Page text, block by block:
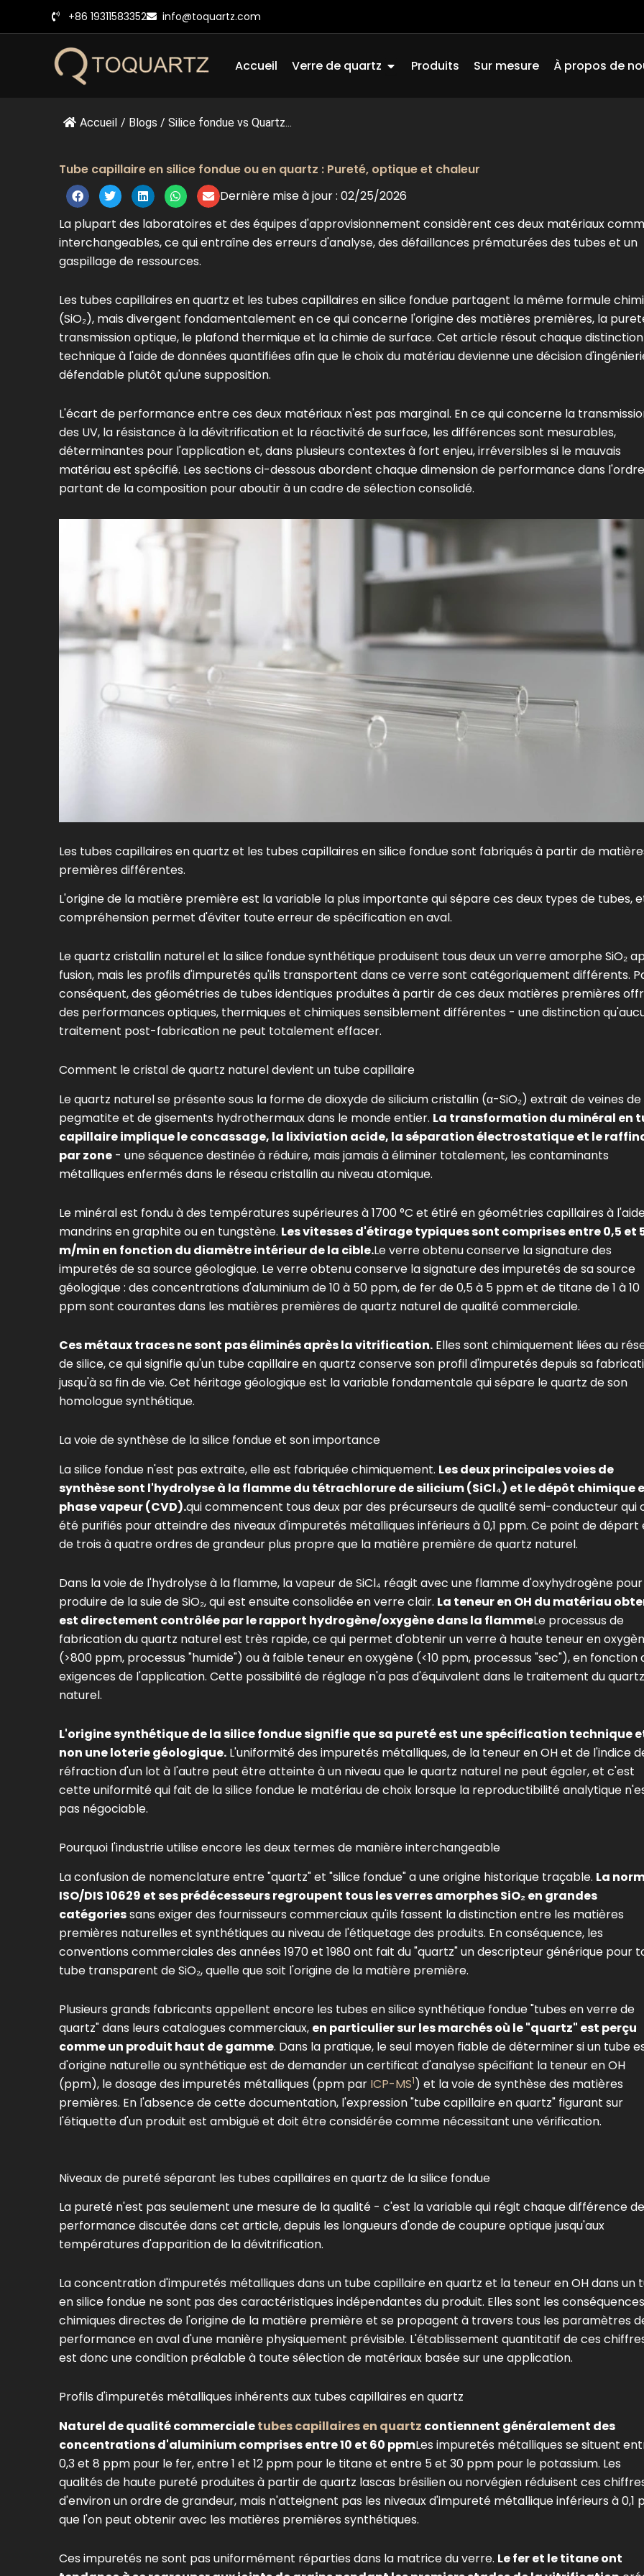
+86 19311583352 info@toquartz.com
Accueil Verre de quartz Ouvrir Quartz Glass
Produits Sur mesure À propos de
Accueil / Blogs / Silice fondue vs Quartz...
Tube capillaire en silice fondue ou en quartz : Pureté, optique et chaleur
Dernière mise à jour : 02/25/2026
La plupart des laboratoires et des équipes d'approvisionnement considèrent ces deux matériaux
interchangeables, ce qui entraîne des erreurs d'analyse, des défaillances prématurées des tubes et un
gaspillage de ressources.
Les tubes capillaires en quartz et les tubes capillaires en silice fondue partagent la même formule
(SiO₂), mais divergent fondamentalement en ce qui concerne l'origine des matières premières, la
transmission optique, le plafond thermique et la chimie de surface. Cet article résout chaque distinction
technique à l'aide de données quantifiées afin que le choix du matériau devienne une décision
défendable plutôt qu'une supposition.
L'écart de performance entre ces deux matériaux n'est pas marginal. En ce qui concerne la
des UV, la résistance à la dévitrification et la réactivité de surface, les différences sont mesurables,
déterminantes pour l'application et, dans plusieurs contextes à fort enjeu, irréversibles si le mauvais
matériau est spécifié. Les sections ci-dessous abordent chaque dimension de performance dans
partant de la composition pour aboutir à un cadre de sélection consolidé.
Les tubes capillaires en quartz et les tubes capillaires en silice fondue sont fabriqués à partir de
premières différentes.
L'origine de la matière première est la variable la plus importante qui sépare ces deux types de tubes,
compréhension permet d'éviter toute erreur de spécification en aval.
Le quartz cristallin naturel et la silice fondue synthétique produisent tous deux un verre amorphe SiO₂
fusion, mais les profils d'impuretés qu'ils transportent dans ce verre sont catégoriquement différents.
conséquent, des géométries de tubes identiques produites à partir de ces deux matières premières
des performances optiques, thermiques et chimiques sensiblement différentes - une distinction
traitement post-fabrication ne peut totalement effacer.
Comment le cristal de quartz naturel devient un tube capillaire
Le quartz naturel se présente sous la forme de dioxyde de silicium cristallin (α-SiO₂) extrait de veines de
pegmatite et de gisements hydrothermaux dans le monde entier. La transformation du minéral en
capillaire implique le concassage, la lixiviation acide, la séparation électrostatique et le
par zone - une séquence destinée à réduire, mais jamais à éliminer totalement, les contaminants
métalliques enfermés dans le réseau cristallin au niveau atomique.
Le minéral est fondu à des températures supérieures à 1700 °C et étiré en géométries capillaires à
mandrins en graphite ou en tungstène. Les vitesses d'étirage typiques sont comprises entre 0,5 et
m/min en fonction du diamètre intérieur de la cible.Le verre obtenu conserve la signature des
impuretés de sa source géologique. Le verre obtenu conserve la signature des impuretés de sa source
géologique : des concentrations d'aluminium de 10 à 50 ppm, de fer de 0,5 à 5 ppm et de titane de 1 à 10
ppm sont courantes dans les matières premières de quartz naturel de qualité commerciale.
Ces métaux traces ne sont pas éliminés après la vitrification. Elles sont chimiquement liées au
de silice, ce qui signifie qu'un tube capillaire en quartz conserve son profil d'impuretés depuis sa
jusqu'à sa fin de vie. Cet héritage géologique est la variable fondamentale qui sépare le quartz de son
homologue synthétique.
La voie de synthèse de la silice fondue et son importance
La silice fondue n'est pas extraite, elle est fabriquée chimiquement. Les deux principales voies de
synthèse sont l'hydrolyse à la flamme du tétrachlorure de silicium (SiCl₄) et le dépôt chimique
phase vapeur (CVD).qui commencent tous deux par des précurseurs de qualité semi-conducteur qui
été purifiés pour atteindre des niveaux d'impuretés métalliques inférieurs à 0,1 ppm. Ce point de départ
de trois à quatre ordres de grandeur plus propre que la matière première de quartz naturel.
Dans la voie de l'hydrolyse à la flamme, la vapeur de SiCl₄ réagit avec une flamme d'oxyhydrogène pour
produire de la suie de SiO₂, qui est ensuite consolidée en verre clair. La teneur en OH du matériau
est directement contrôlée par le rapport hydrogène/oxygène dans la flammeLe processus de
fabrication du quartz naturel est très rapide, ce qui permet d'obtenir un verre à haute teneur en
(>800 ppm, processus "humide") ou à faible teneur en oxygène (<10 ppm, processus "sec"), en fonction
exigences de l'application. Cette possibilité de réglage n'a pas d'équivalent dans le traitement du quartz
naturel.
L'origine synthétique de la silice fondue signifie que sa pureté est une spécification technique
non une loterie géologique. L'uniformité des impuretés métalliques, de la teneur en OH et de l'indice
réfraction d'un lot à l'autre peut être atteinte à un niveau que le quartz naturel ne peut égaler, et c'est
cette uniformité qui fait de la silice fondue le matériau de choix lorsque la reproductibilité analytique
pas négociable.
Pourquoi l'industrie utilise encore les deux termes de manière interchangeable
La confusion de nomenclature entre "quartz" et "silice fondue" a une origine historique traçable. La
ISO/DIS 10629 et ses prédécesseurs regroupent tous les verres amorphes SiO₂ en grandes
catégoriessans exiger des fournisseurs commerciaux qu'ils fassent la distinction entre les matières
premières naturelles et synthétiques au niveau de l'étiquetage des produits. En conséquence, les
conventions commerciales des années 1970 et 1980 ont fait du "quartz" un descripteur générique pour
tube transparent de SiO₂, quelle que soit l'origine de la matière première.
Plusieurs grands fabricants appellent encore les tubes en silice synthétique fondue "tubes en verre de
quartz" dans leurs catalogues commerciaux, en particulier sur les marchés où le "quartz" est perçu
comme un produit haut de gamme. Dans la pratique, le seul moyen fiable de déterminer si un tube
d'origine naturelle ou synthétique est de demander un certificat d'analyse spécifiant la teneur en OH
(ppm), le dosage des impuretés métalliques (ppm par ICP-MS1) et la voie de synthèse des matières
premières. En l'absence de cette documentation, l'expression "tube capillaire en quartz" figurant sur
l'étiquette d'un produit est ambiguë et doit être considérée comme nécessitant une vérification.
Niveaux de pureté séparant les tubes capillaires en quartz de la silice fondue
La pureté n'est pas seulement une mesure de la qualité - c'est la variable qui régit chaque différence de
performance discutée dans cet article, depuis les longueurs d'onde de coupure optique jusqu'aux
températures d'apparition de la dévitrification.
La concentration d'impuretés métalliques dans un tube capillaire en quartz et la teneur en OH dans un
en silice fondue ne sont pas des caractéristiques indépendantes du produit. Elles sont les conséquences
chimiques directes de l'origine de la matière première et se propagent à travers tous les paramètres
performance en aval d'une manière physiquement prévisible. L'établissement quantitatif de ces
est donc une condition préalable à toute sélection de matériaux basée sur une application.
Profils d'impuretés métalliques inhérents aux tubes capillaires en quartz
Naturel de qualité commercialetubes capillaires en quartz contiennent généralement des
concentrations d'aluminium comprises entre 10 et 60 ppmLes impuretés métalliques se situent
0,3 et 8 ppm pour le fer, entre 1 et 12 ppm pour le titane et entre 5 et 30 ppm pour le potassium. Les
qualités de haute pureté produites à partir de quartz lascas brésilien ou norvégien réduisent ces
d'environ un ordre de grandeur, mais n'atteignent pas les niveaux d'impureté métallique inférieurs à 0,1
que l'on peut obtenir avec les matières premières synthétiques.
Ces impuretés ne sont pas uniformément réparties dans la matrice du verre. Le fer et le titane ont